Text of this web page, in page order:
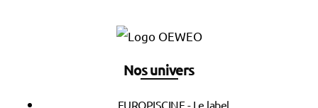
Nos univers
EUROPISCINE - Le label